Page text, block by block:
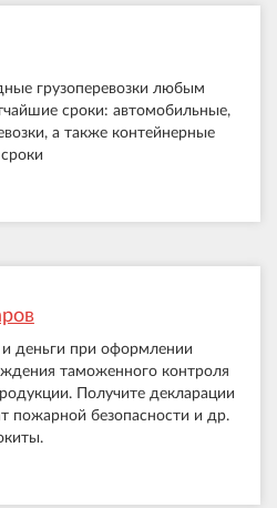
грузоперевозки любым
сроки: автомобильные,
а также контейнерные
деньги при оформлении
таможенного контроля
Получите декларации
пожарной безопасности и др.